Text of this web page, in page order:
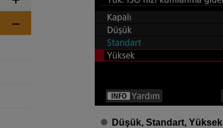
Düşük, Standart, Yüksek